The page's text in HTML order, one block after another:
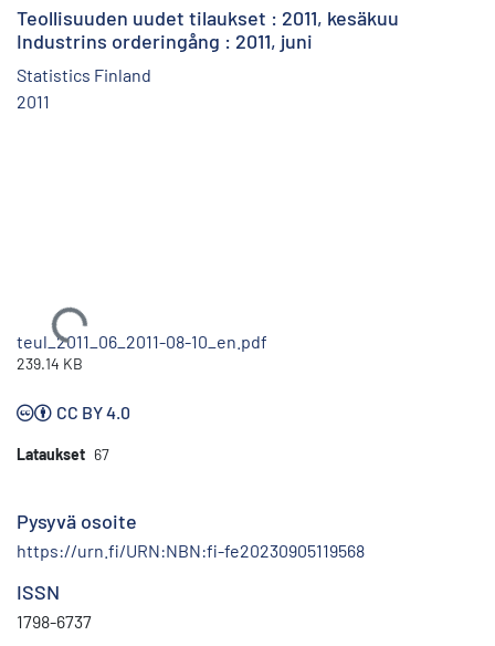
Teollisuuden uudet tilaukset : 2011, kesäkuu
Industrins orderingång : 2011, juni
Statistics Finland
2011
Ladataan...
teul_2011_06_2011-08-10_en.pdf
239.14 KB
CC BY 4.0
Lataukset 67
Pysyvä osoite
https://urn.fi/URN:NBN:fi-fe20230905119568
ISSN
1798-6737